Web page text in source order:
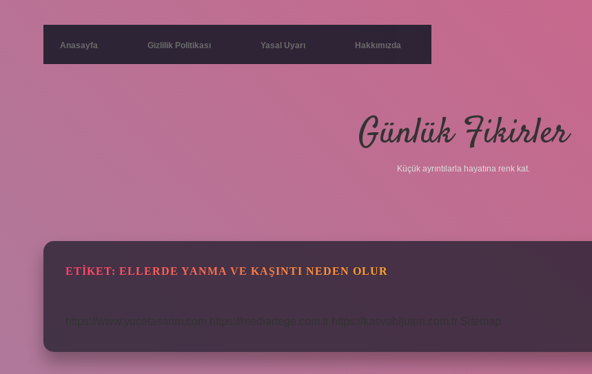
Anasayfa Gizlilik Politikası Yasal Uyarı Hakkımızda
Günlük Fikirler
Küçük ayrıntılarla hayatına renk kat.
ETIKET: ELLERDE YANMA VE KAŞINTI NEDEN OLUR